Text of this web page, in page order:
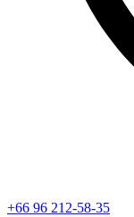
+66 96 212-58-35